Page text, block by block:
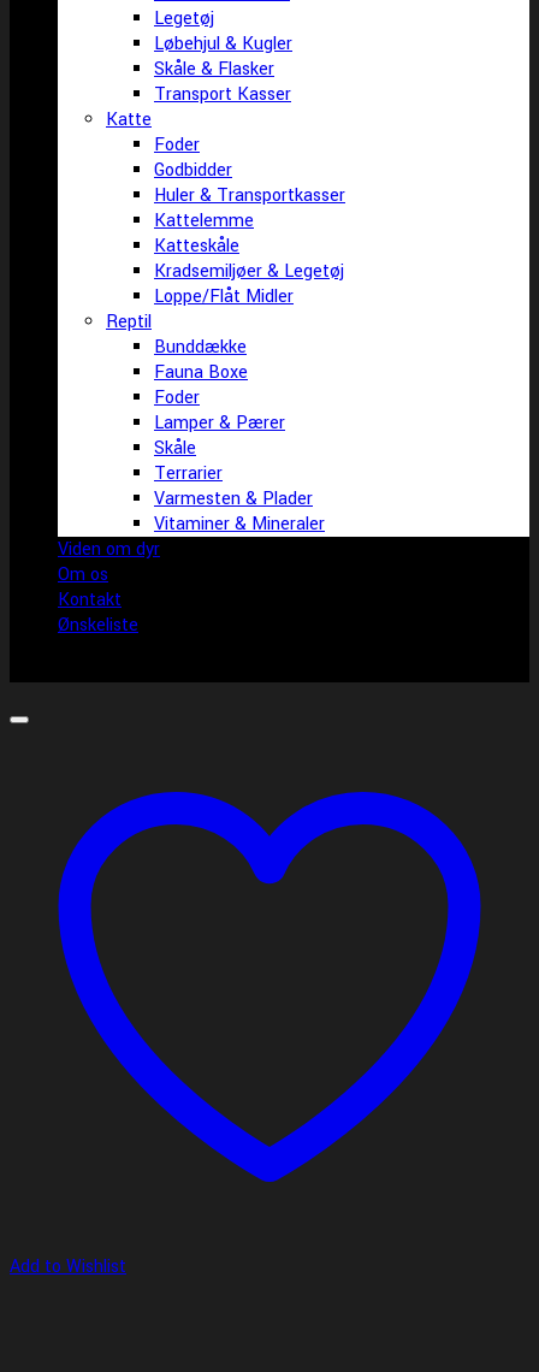
Legetøj
Løbehjul & Kugler
Skåle & Flasker
Transport Kasser
Katte
Foder
Godbidder
Huler & Transportkasser
Kattelemme
Katteskåle
Kradsemiljøer & Legetøj
Loppe/Flåt Midler
Reptil
Bunddække
Fauna Boxe
Foder
Lamper & Pærer
Skåle
Terrarier
Varmesten & Plader
Vitaminer & Mineraler
Viden om dyr
Om os
Kontakt
Ønskeliste
Add to Wishlist